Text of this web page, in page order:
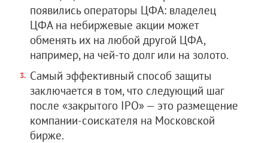
появились операторы ЦФА: владелец
ЦФА на небиржевые акции может
обменять их на любой другой ЦФА,
например, на чей-то долг или на золото.
Самый эффективный способ защиты
заключается в том, что следующий шаг
после «закрытого IPO» — это размещение
компании-соискателя на Московской
бирже.